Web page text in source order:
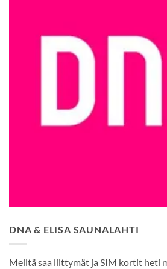
DNA & ELISA SAUNALAHTI
Meiltä saa liittymät ja SIM kortit heti